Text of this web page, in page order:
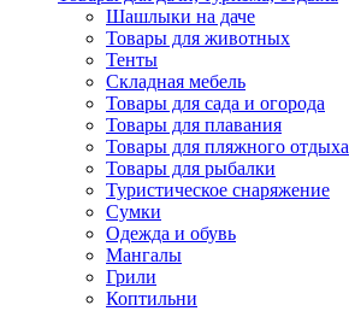
Шашлыки на даче
Товары для животных
Тенты
Складная мебель
Товары для сада и огорода
Товары для плавания
Товары для пляжного отдыха
Товары для рыбалки
Туристическое снаряжение
Сумки
Одежда и обувь
Мангалы
Грили
Коптильни